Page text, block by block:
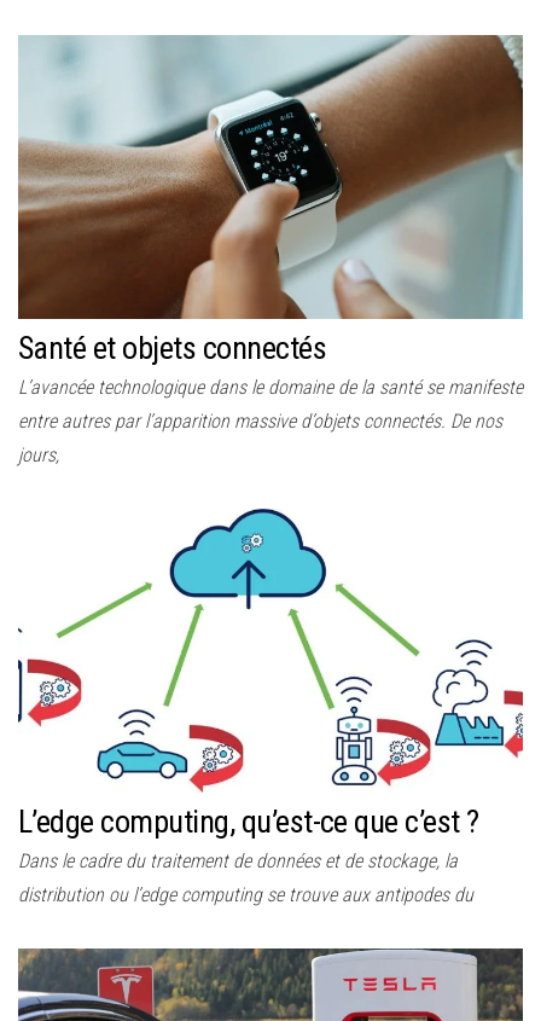
Santé et objets connectés
L’avancée technologique dans le domaine de la santé se manifeste
entre autres par l’apparition massive d’objets connectés. De nos
jours,
L’edge computing, qu’est-ce que c’est ?
Dans le cadre du traitement de données et de stockage, la
distribution ou l’edge computing se trouve aux antipodes du